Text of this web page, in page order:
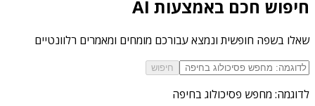
חיפוש חכם באמצעות AI
שאלו בשפה חופשית ונמצא עבורכם מומחים ומאמרים רלוונטיים
חיפוש
לדוגמה: מחפש פסיכולוג בחיפה